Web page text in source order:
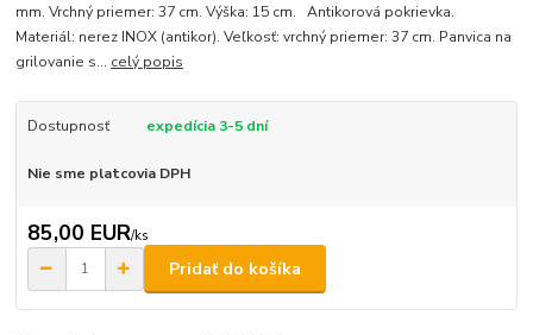
mm. Vrchný priemer: 37 cm. Výška: 15 cm. Antikorová pokrievka.
Materiál: nerez INOX (antikor). Veľkosť: vrchný priemer: 37 cm. Panvica na
grilovanie s... celý popis
Dostupnosť expedícia 3-5 dní
Nie sme platcovia DPH
85,00 EUR/ks
Pridať do košíka